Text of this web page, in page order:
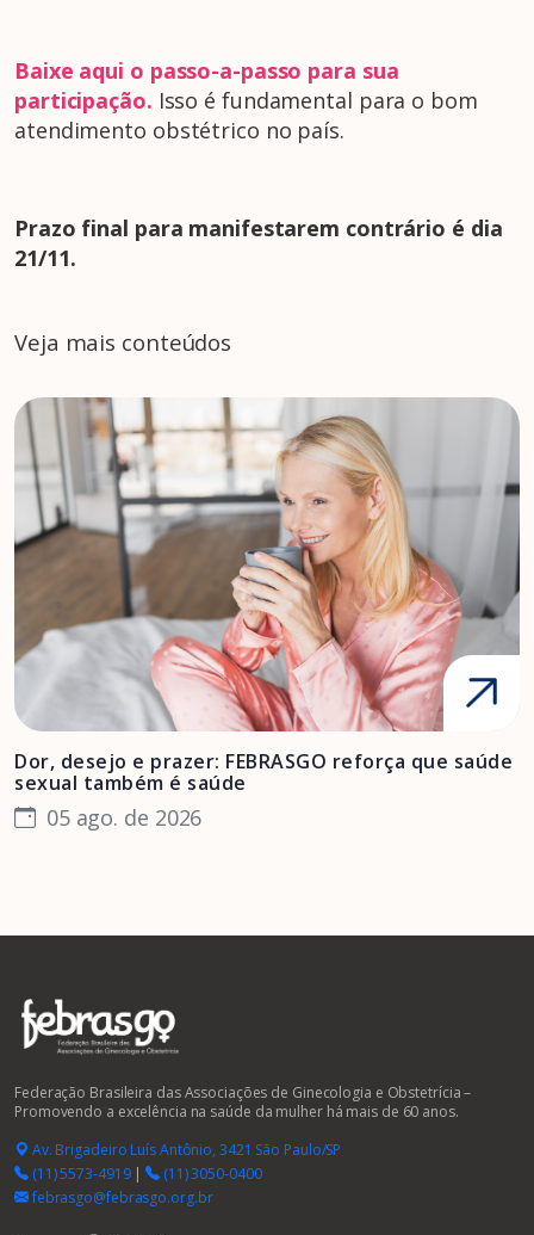
Baixe aqui o passo-a-passo para sua
participação. Isso é fundamental para o bom
atendimento obstétrico no país.
Prazo final para manifestarem contrário é dia
21/11.
Veja mais conteúdos
Dor, desejo e prazer: FEBRASGO reforça que saúde
sexual também é saúde
05 ago. de 2026
Federação Brasileira das Associações de Ginecologia e Obstetrícia –
Promovendo a excelência na saúde da mulher há mais de 60 anos.
Av. Brigadeiro Luís Antônio, 3421 São Paulo/SP
(11) 5573-4919|
(11) 3050-0400
febrasgo@febrasgo.org.br